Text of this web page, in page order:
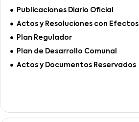
Publicaciones Diario Oficial
Actos y Resoluciones con Efectos
Plan Regulador
Plan de Desarrollo Comunal
Actos y Documentos Reservados